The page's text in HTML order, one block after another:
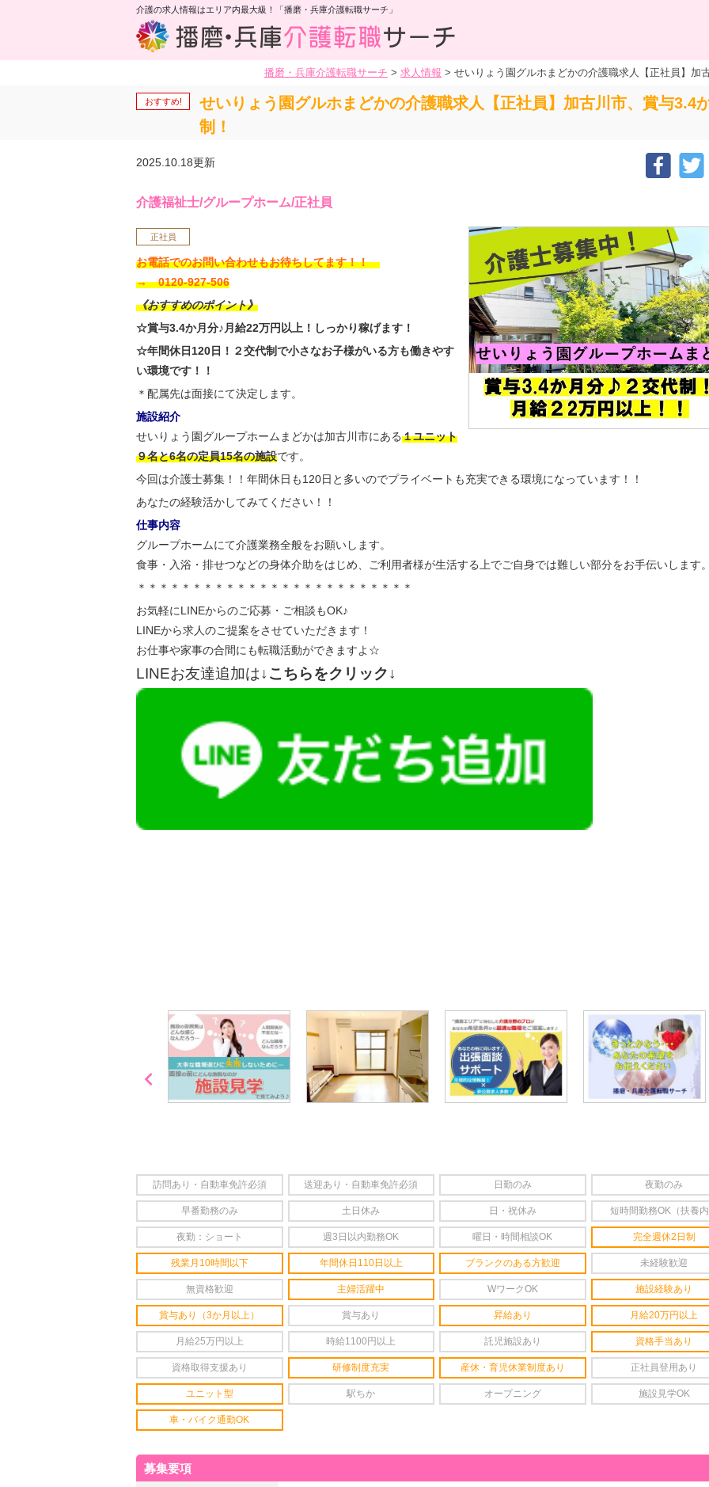
介護の求人情報はエリア内最大級！「播磨・兵庫介護転職サーチ」
播磨・兵庫介護転職サーチ > 求人情報 > せいりょう園グルホまどかの介護職求人【正社員】加
おすすめ!
せいりょう園グルホまどかの介護職求人【正社員】加古川市、賞与3.4
制！
2025.10.18更新
介護福祉士/グループホーム/正社員
正社員
お電話でのお問い合わせもお待ちしてます！！
→ 0120-927-506
《おすすめのポイント》
☆賞与3.4か月分♪月給22万円以上！しっかり稼げます！
☆年間休日120日！２交代制で小さなお子様がいる方も働きやす
い環境です！！
＊配属先は面接にて決定します。
施設紹介
せいりょう園グループホームまどかは加古川市にある１ユニット
９名と6名の定員15名の施設です。
今回は介護士募集！！年間休日も120日と多いのでプライベートも充実できる環境になっています！！
あなたの経験活かしてみてください！！
仕事内容
グループホームにて介護業務全般をお願いします。
食事・入浴・排せつなどの身体介助をはじめ、ご利用者様が生活する上でご自身では難しい部分をお手伝いします
＊＊＊＊＊＊＊＊＊＊＊＊＊＊＊＊＊＊＊＊＊＊＊＊＊
お気軽にLINEからのご応募・ご相談もOK♪
LINEから求人のご提案をさせていただきます！
お仕事や家事の合間にも転職活動ができますよ☆
LINEお友達追加は↓こちらをクリック↓

訪問あり・自動車免許必須 送迎あり・自動車免許必須 日勤のみ 夜勤のみ
早番勤務のみ 土日休み 日・祝休み 短時間勤務OK（扶養
夜勤：ショート 週3日以内勤務OK 曜日・時間相談OK 完全週休2日制
残業月10時間以下 年間休日110日以上 ブランクのある方歓迎 未経験歓迎
無資格歓迎 主婦活躍中 WワークOK 施設経験あり
賞与あり（3か月以上） 賞与あり 昇給あり 月給20万円以上
月給25万円以上 時給1100円以上 託児施設あり 資格手当あり
資格取得支援あり 研修制度充実 産休・育児休業制度あり 正社員登用あり
ユニット型 駅ちか オープニング 施設見学OK
車・バイク通勤OK
募集要項